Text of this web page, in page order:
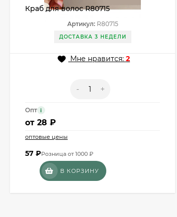
Краб для волос R80715
Артикул:R80715
ДОСТАВКА 3 НЕДЕЛИ
Мне нравится:2
- +
Опт i
от 28 ₽
оптовые цены
57 ₽Розница от 1000 ₽
В КОРЗИНУ